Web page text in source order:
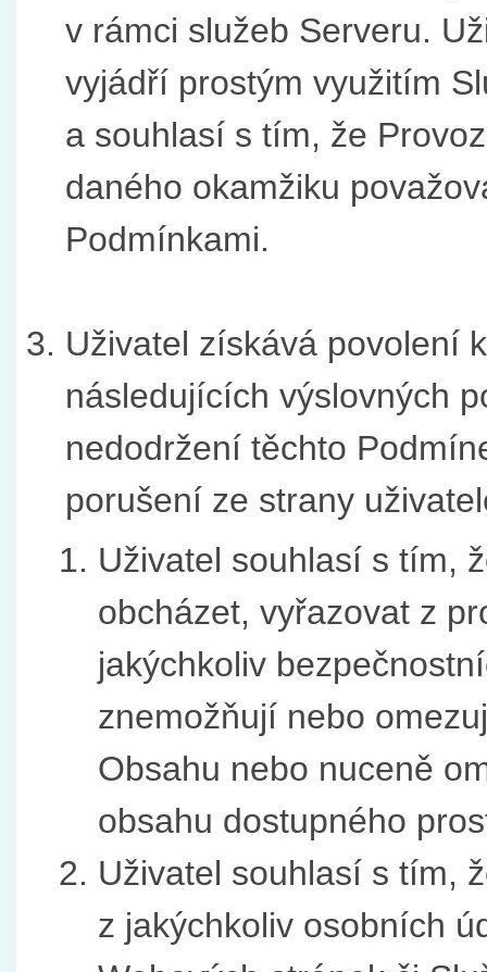
v rámci služeb Serveru.
vyjádří prostým využitím
a souhlasí s tím, že
daného okamžiku
Podmínkami.
Uživatel získává povolení
následujících výslovných
nedodržení těchto
porušení ze strany
Uživatel souhlasí s tím,
obcházet, vyřazovat z
jakýchkoliv
znemožňují nebo
Obsahu nebo nuceně
obsahu dostupného
Uživatel souhlasí s tím,
z jakýchkoliv osobních